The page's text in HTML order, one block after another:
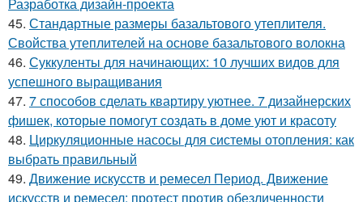
Разработка дизайн-проекта
45. Стандартные размеры базальтового утеплителя.
Свойства утеплителей на основе базальтового волокна
46. Суккуленты для начинающих: 10 лучших видов для
успешного выращивания
47. 7 способов сделать квартиру уютнее. 7 дизайнерских
фишек, которые помогут создать в доме уют и красоту
48. Циркуляционные насосы для системы отопления: как
выбрать правильный
49. Движение искусств и ремесел Период. Движение
искусств и ремесел: протест против обезличенности